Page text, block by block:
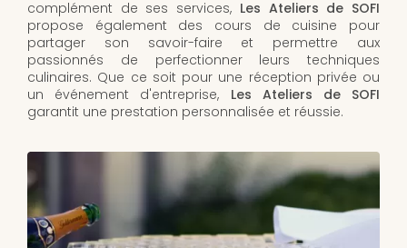
complément de ses services, Les Ateliers de SOFI
propose également des cours de cuisine pour
partager son savoir-faire et permettre aux
passionnés de perfectionner leurs techniques
culinaires. Que ce soit pour une réception privée ou
un événement d'entreprise, Les Ateliers de SOFI
garantit une prestation personnalisée et réussie.